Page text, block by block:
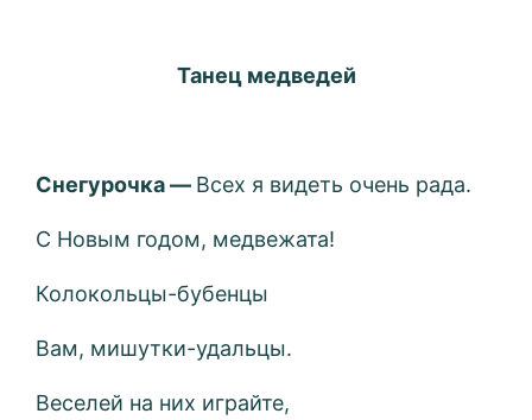
Танец медведей
Снегурочка — Всех я видеть очень рада.
С Новым годом, медвежата!
Колокольцы-бубенцы
Вам, мишутки-удальцы.
Веселей на них играйте,